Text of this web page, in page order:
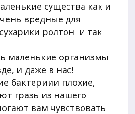
существа как и
вредные для
ролтон и так
маленькие организмы
и даже в нас!
бактериии плохие,
гразь из нашего
вам чувствовать